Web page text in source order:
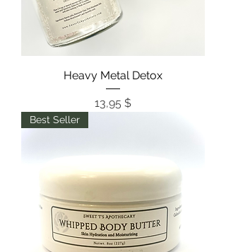
Heavy Metal Detox
Цена
13,95 $
Best Seller